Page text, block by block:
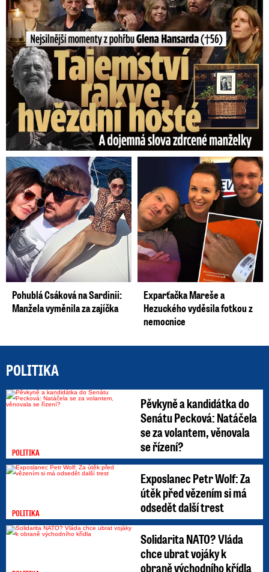
Pohublá Csáková na Sardinii:
Manžela vyměnila za zajíčka
Exparťačka Mareše a
Hezuckého vyděsila fotkou z
nemocnice
POLITIKA
POLITIKA
Pěvkyně a kandidátka do
Senátu Pecková: Natáčela
se za volantem, věnovala
se řízení?
POLITIKA
Exposlanec Petr Wolf: Za
útěk před vězením si má
odsedět další trest
Solidarita NATO? Vláda
chce ubrat vojáky k
obraně východního křídla